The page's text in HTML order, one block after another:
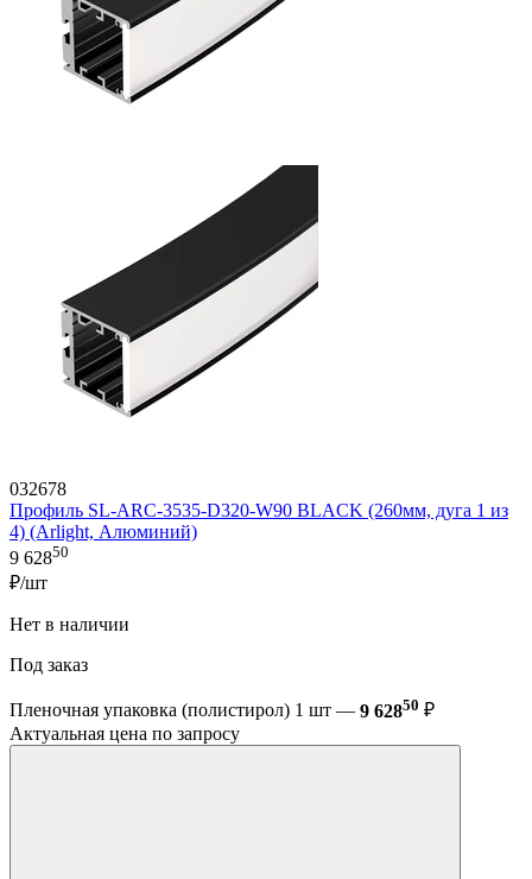
032678
Профиль SL-ARC-3535-D320-W90 BLACK (260мм, дуга 1 из
4) (Arlight, Алюминий)
9 62850
₽/шт
Нет в наличии
Под заказ
Пленочная упаковка (полистирол) 1 шт — 9 62850 ₽
Актуальная цена по запросу